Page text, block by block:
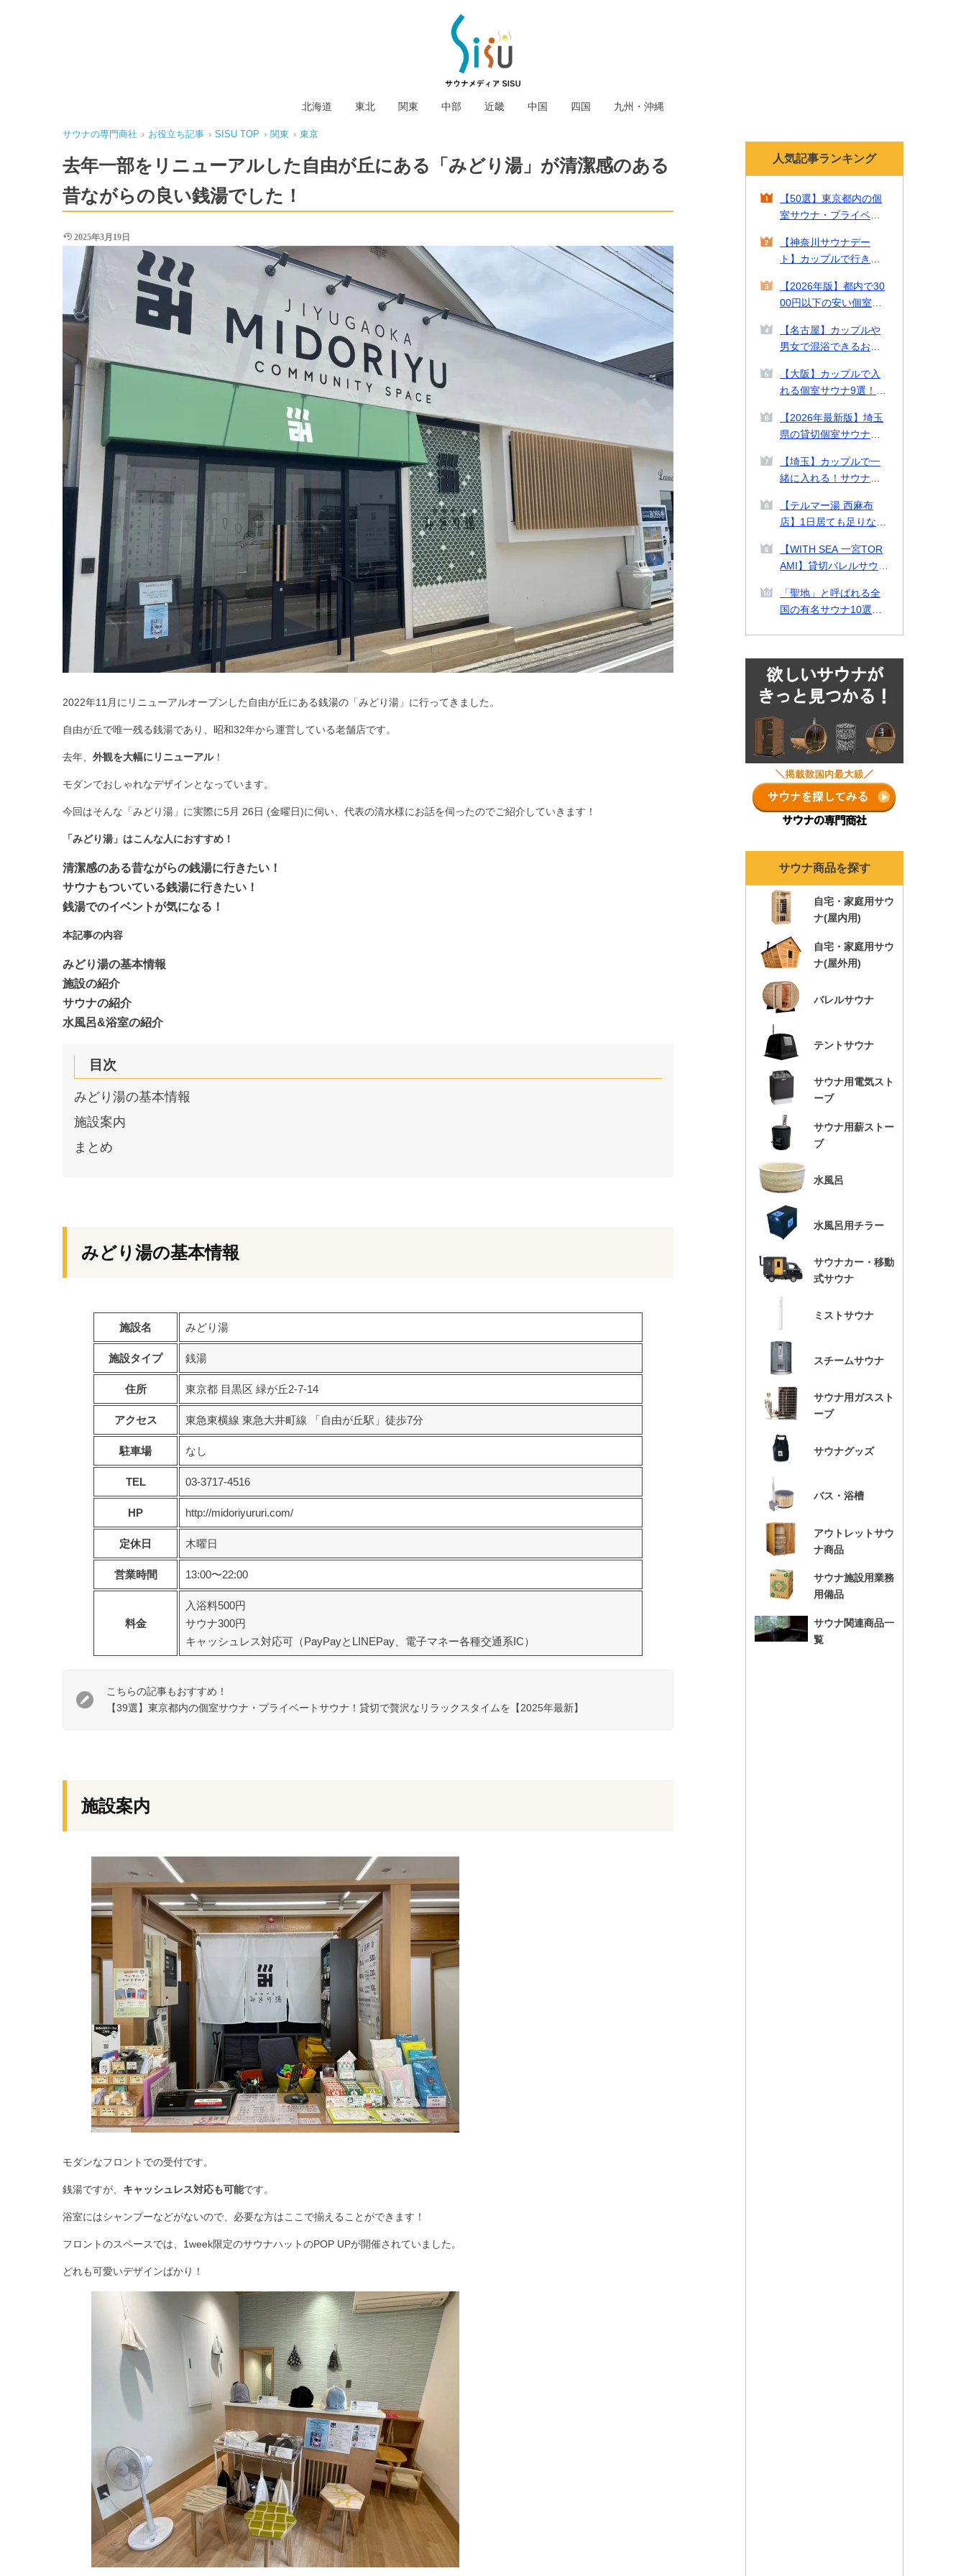
北海道 東北 関東 中部 近畿 中国 四国 九州・沖縄
サウナの専門商社 › お役立ち記事 › SISU TOP › 関東 › 東京
去年一部をリニューアルした自由が丘にある「みどり湯」が清潔感のある
昔ながらの良い銭湯でした！
2025年3月19日
2022年11月にリニューアルオープンした自由が丘にある銭湯の「みどり湯」に行ってきました。
自由が丘で唯一残る銭湯であり、昭和32年から運営している老舗店です。
去年、 外観を大幅にリニューアル！
モダンでおしゃれなデザインとなっています。
今回はそんな「みどり湯」に実際に5月 26日 (金曜日)に伺い、代表の清水様にお話を伺ったのでご紹介していきます！
「みどり湯」はこんな人におすすめ！
清潔感のある昔ながらの銭湯に行きたい！
サウナもついている銭湯に行きたい！
銭湯でのイベントが気になる！
本記事の内容
みどり湯の基本情報
施設の紹介
サウナの紹介
水風呂&浴室の紹介
目次
みどり湯の基本情報
施設案内
まとめ
みどり湯の基本情報
施設名 みどり湯
施設タイプ 銭湯
住所 東京都 目黒区 緑が丘2-7-14
アクセス 東急東横線 東急大井町線 「自由が丘駅」徒歩7分
駐車場 なし
TEL 03-3717-4516
HP http://midoriyururi.com/
定休日 木曜日
営業時間 13:00〜22:00
料金
入浴料500円
サウナ300円
キャッシュレス対応可（PayPayとLINEPay、電子マネー各種交通系IC）
こちらの記事もおすすめ！
【39選】東京都内の個室サウナ・プライベートサウナ！貸切で贅沢なリラックスタイムを【2025年最新】
施設案内
モダンなフロントでの受付です。
銭湯ですが、 キャッシュレス対応も可能です。
浴室にはシャンプーなどがないので、必要な方はここで揃えることができます！
フロントのスペースでは、1week限定のサウナハットのPOP UPが開催されていました。
どれも可愛いデザインばかり！
人気記事ランキング
【50選】東京都内の個
室サウナ・プライベー
なリラックスタイムを
【2026年最新】
【神奈川サウナデー
ト】カップルで行きた
2選をご紹介！
【2026年版】都内で30
00円以下の安い個室サ
る施設を徹底比較【料
金表付き】
【名古屋】カップルや
男女で混浴できるおす
プライベートサウナ9
選！
【大阪】カップルで入
れる個室サウナ9選！貸
サウナや2026年最新施
設も紹介！
【2026年最新版】埼玉
県の貸切個室サウナ・
すすめ14選！カップル
や男女で使える施設も
紹介
【埼玉】カップルで一
緒に入れる！サウナデ
紹介！
【テルマー湯 西麻布
店】1日居ても足りない
をとっても高クオリテ
ィな西麻布テルマー湯
を徹底解剖！
【WITH SEA 一宮TOR
AMI】貸切バレルサウナ
一宮TORAMIで海とサ
ウナを味わう
「聖地」と呼ばれる全
国の有名サウナ10選！
ナランキングも各年ま
とめ！
サウナ商品を探す
自宅・家庭用サウ
ナ(屋内用)
自宅・家庭用サウ
ナ(屋外用)
バレルサウナ
テントサウナ
サウナ用電気スト
ーブ
サウナ用薪ストー
ブ
水風呂
水風呂用チラー
サウナカー・移動
式サウナ
ミストサウナ
スチームサウナ
サウナ用ガススト
ーブ
サウナグッズ
バス・浴槽
アウトレットサウ
ナ商品
サウナ施設用業務
用備品
サウナ関連商品一
覧